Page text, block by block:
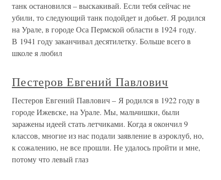
танк остановился – выскакивай. Если тебя сейчас не
убили, то следующий танк подойдет и добьет. Я родился
на Урале, в городе Оса Пермской области в 1924 году.
В 1941 году заканчивал десятилетку. Больше всего в
школе я любил
Пестеров Евгений Павлович
Пестеров Евгений Павлович – Я родился в 1922 году в
городе Ижевске, на Урале. Мы, мальчишки, были
заражены идеей стать летчиками. Когда я окончил 9
классов, многие из нас подали заявление в аэроклуб, но,
к сожалению, не все прошли. Не удалось пройти и мне,
потому что левый глаз